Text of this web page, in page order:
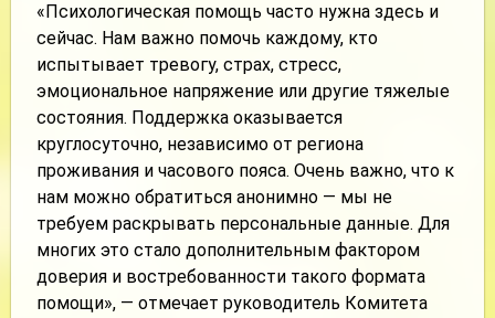
«Психологическая помощь часто нужна здесь и
сейчас. Нам важно помочь каждому, кто
испытывает тревогу, страх, стресс,
эмоциональное напряжение или другие тяжелые
состояния. Поддержка оказывается
круглосуточно, независимо от региона
проживания и часового пояса. Очень важно, что к
нам можно обратиться анонимно — мы не
требуем раскрывать персональные данные. Для
многих это стало дополнительным фактором
доверия и востребованности такого формата
помощи», — отмечает руководитель Комитета